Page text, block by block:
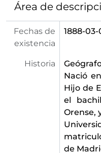
Área de
Fechas de
existencia
1888-03-
Historia
Nació
Hijo de
el
Orense,
de